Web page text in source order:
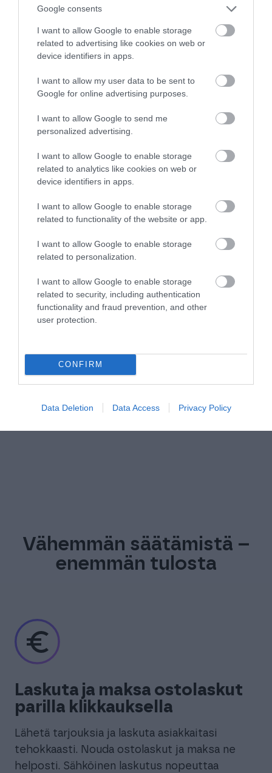
Google consents
I want to allow Google to enable storage
related to advertising like cookies on web or
device identifiers in apps.
I want to allow my user data to be sent to
Google for online advertising purposes.
I want to allow Google to send me
personalized advertising.
I want to allow Google to enable storage
related to analytics like cookies on web or
device identifiers in apps.
I want to allow Google to enable storage
related to functionality of the website or app.
I want to allow Google to enable storage
related to personalization.
I want to allow Google to enable storage
related to security, including authentication
functionality and fraud prevention, and other
user protection.
CONFIRM
Data Deletion Data Access Privacy Policy
Valmiit integraatiot
suosituimpiin taloushallinto-
ohjelmistoihinFinago
Procountoriin
Netvisoriin
Mappien kuskaaminen tai
siirtotiedostojen välittäminen
eivät kuluta aikaasi
Minimoi manuaalinen työ
Haluatko nähdä, miten
Finago Ecom toimii?
Vähemmän säätämistä –
enemmän tulosta
Laskuta ja maksa ostolaskut
parilla klikkauksella
Lähetä tarjouksia ja laskuta asiakkaitasi
tehokkaasti. Nouda ostolaskut ja maksa ne
helposti. Sähköinen laskutus nopeuttaa